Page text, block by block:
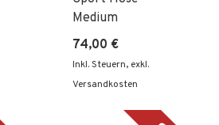
Medium
74,00 €
Inkl. Steuern, exkl.
Versandkosten